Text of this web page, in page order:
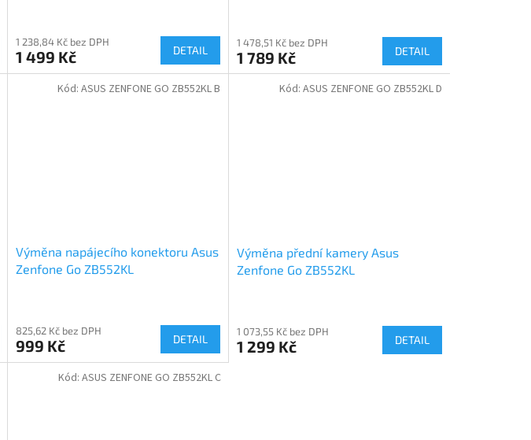
1 238,84 Kč bez DPH
1 499 Kč DETAIL
1 478,51 Kč bez DPH
1 789 Kč DETAIL
Výměna napájecího konektoru Asus
Zenfone Go ZB552KL
825,62 Kč bez DPH
999 Kč DETAIL
Kód: ASUS ZENFONE GO ZB552KL B
Výměna přední kamery Asus
Zenfone Go ZB552KL
1 073,55 Kč bez DPH
1 299 Kč DETAIL
Kód: ASUS ZENFONE GO ZB552KL D
Kód: ASUS ZENFONE GO ZB552KL C